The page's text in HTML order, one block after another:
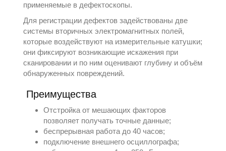
применяемые в дефектоскопы.
Для регистрации дефектов задействованы две
системы вторичных электромагнитных полей,
которые воздействуют на измерительные катушки;
они фиксируют возникающие искажения при
сканировании и по ним оценивают глубину и объём
обнаруженных повреждений.
Преимущества
Отстройка от мешающих факторов
позволяет получать точные данные;
беспрерывная работа до 40 часов;
подключение внешнего осциллографа;